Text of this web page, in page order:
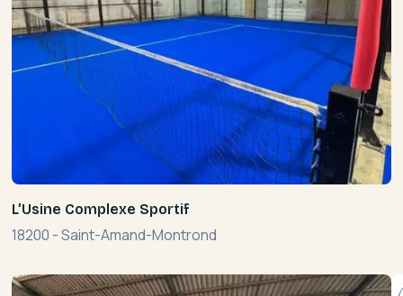
L’Usine Complexe Sportif
18200 -Saint-Amand-Montrond